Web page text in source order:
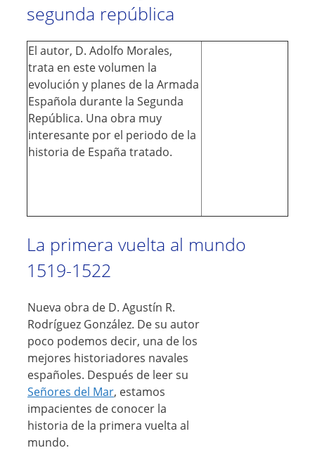
segunda república
El autor, D. Adolfo Morales,
trata en este volumen la
evolución y planes de la Armada
Española durante la Segunda
República. Una obra muy
interesante por el periodo de la
historia de España tratado.
La primera vuelta al mundo
1519-1522
Nueva obra de D. Agustín R.
Rodríguez González. De su autor
poco podemos decir, una de los
mejores historiadores navales
españoles. Después de leer su
Señores del Mar, estamos
impacientes de conocer la
historia de la primera vuelta al
mundo.